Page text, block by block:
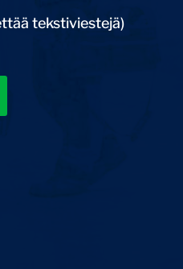
tekstiviestejä)